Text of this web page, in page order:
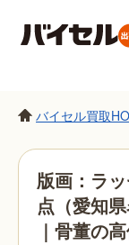
バイセル買取
版画：ラ
点（愛知
｜骨董の